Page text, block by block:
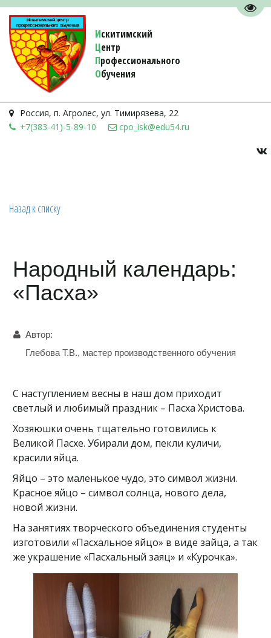
Искитимский
Центр
Профессионального
Обучения
Россия, п. Агролес, ул. Тимирязева, 22
+7(383-41)-5-89-10
cpo_isk@edu54.ru
Назад к списку
Народный календарь:
«Пасха»
Автор:
Глебова Т.В., мастер производственного обучения
С наступлением весны в наш дом приходит
светлый и любимый праздник – Пасха Христова.
Хозяюшки очень тщательно готовились к
Великой Пасхе. Убирали дом, пекли куличи,
красили яйца.
Яйцо – это маленькое чудо, это символ жизни.
Красное яйцо – символ солнца, нового дела,
новой жизни.
На занятиях творческого объединения студенты
изготовили «Пасхальное яйцо» в виде зайца, а так
же украшение «Пасхальный заяц» и «Курочка».